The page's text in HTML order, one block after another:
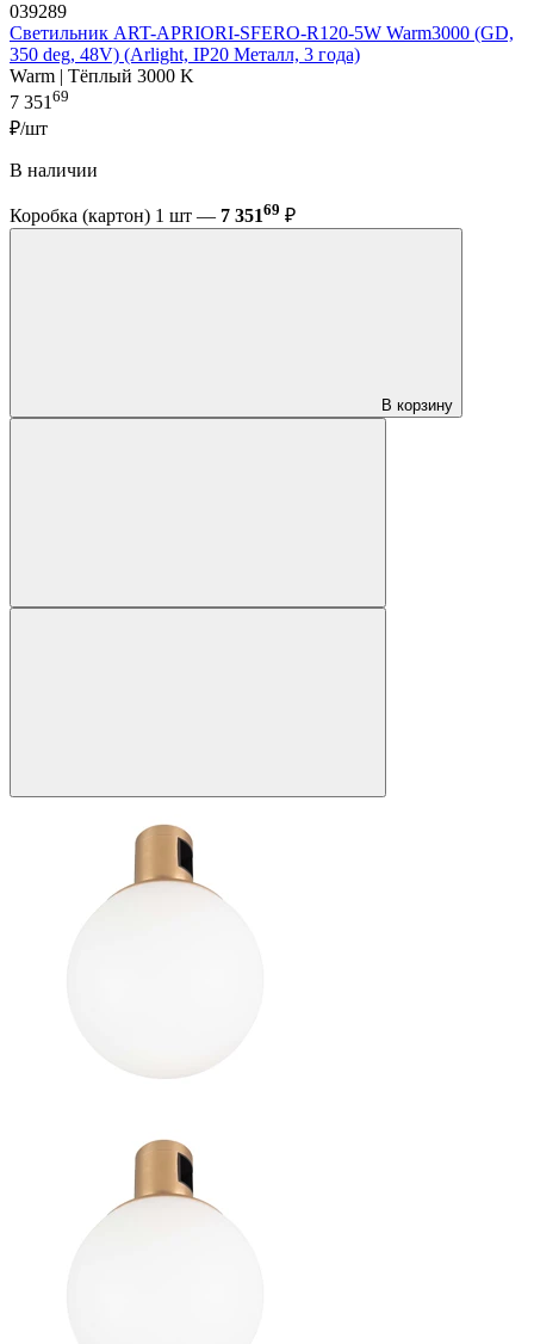
039289
Светильник ART-APRIORI-SFERO-R120-5W Warm3000 (GD,
350 deg, 48V) (Arlight, IP20 Металл, 3 года)
Warm | Тёплый 3000 K
7 35169
₽/шт
В наличии
Коробка (картон) 1 шт — 7 35169 ₽
В корзину